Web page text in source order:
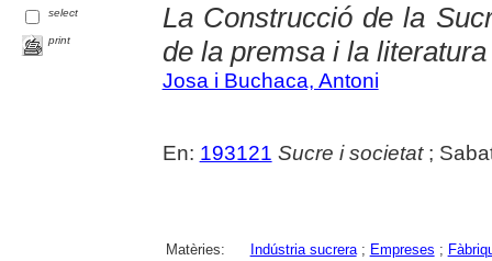
select
print
La Construcció de la
de la premsa i la literatura
Josa i Buchaca, Antoni
En: 193121 Sucre i societat;
Matèries: Indústria sucrera; Empreses ;